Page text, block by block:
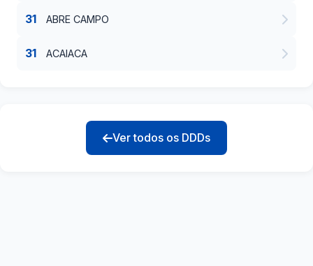
31 ABRE CAMPO
31 ACAIACA
Ver todos os DDDs